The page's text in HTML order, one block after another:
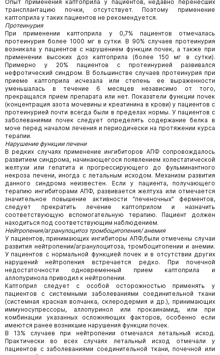
Опыт применения каптоприла у пациентов, недавно перенесших
трансплантацию почки, отсутствует. Поэтому применение
каптоприла у таких пациентов не рекомендуется.
Протеинурия
При применении каптоприла у 0,7% пациентов отмечалась
протеинурия более 1000 мг в сутки. В 90% случаев протеинурия
возникала у пациентов с нарушением функции почек, а также при
применении высоких доз каптоприла (более 150 мг в сутки).
Примерно у 20% пациентов с протеинурией развивался
нефротический синдром. В большинстве случаев протеинурия при
приеме каптоприла исчезала или степень ее выраженности
уменьшалась в течение 6 месяцев независимо от того,
прекращался прием препарата или нет. Показатели функции почек
(концентрация азота мочевины и креатинина в крови) у пациентов с
протеинурией почти всегда были в пределах нормы. У пациентов с
заболеваниями почек следует определять содержание белка в
моче перед началом лечения и периодически на протяжении курса
терапии.
Нарушение функции печени
В редких случаях применение ингибиторов АПФ сопровождалось
развитием синдрома, начинающегося появлением холестатической
желтухи или гепатита и прогрессирующего до фульминантного
некроза печени, иногда с летальным исходом. Механизм развития
данного синдрома неизвестен. Если у пациента, получающего
терапию ингибиторами АПФ, развивается желтуха или отмечается
значительное повышение активности "печеночных" ферментов,
следует прекратить лечение каптоприлом и назначить
соответствующую вспомогательную терапию. Пациент должен
находиться под соответствующим наблюдением.
Нейтропения/агранулоцитоз тромбоцитопения/ анемия
У пациентов, принимающих ингибиторы АПФ,были отмечены случаи
развития нейтропении/агранулоцитоза, тромбоцитопении и анемии.
У пациентов с нормальной функцией почек и в отсутствии других
нарушений нейтропения встречается редко. При почечной
недостаточности одновременный прием каптоприла и
аллопуринола приводил к нейтропении.
Каптоприл следует с особой осторожностью применять у
пациентов с системными заболеваниями соединительной ткани
(системная красная волчанка, склеродермия и др.), принимающих
иммуносупрессоры, аллопуринол или прокаинамид, или при
комбинации указанных осложняющих факторов, особенно если
имеются ранее возникшие нарушения функции почек.
В 13% случаев при нейтропении отмечался летальный исход.
Практически во всех случаях летальный исход отмечали у
пациентов с заболеваниями соединительной ткани, почечной или